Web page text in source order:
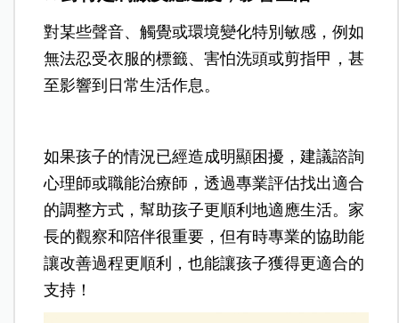
對某些聲音、觸覺或環境變化特別敏感，例如
無法忍受衣服的標籤、害怕洗頭或剪指甲，甚
至影響到日常生活作息。
如果孩子的情況已經造成明顯困擾，建議諮詢
心理師或職能治療師，透過專業評估找出適合
的調整方式，幫助孩子更順利地適應生活。家
長的觀察和陪伴很重要，但有時專業的協助能
讓改善過程更順利，也能讓孩子獲得更適合的
支持！